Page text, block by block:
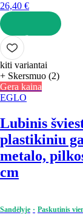
26,40 €
Į KREPŠELĮ
kiti variantai
+ Skersmuo (2)
Gera kaina
EGLO
Lubinis
plastikiniu
metalo,
cm
Sandėlyje Paskutinis